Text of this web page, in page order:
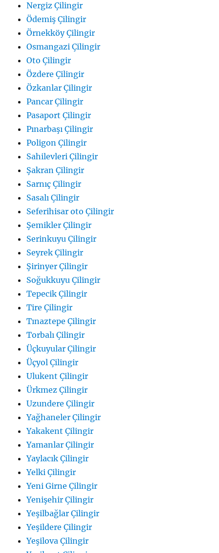
Nergiz Çilingir
Ödemiş Çilingir
Örnekköy Çilingir
Osmangazi Çilingir
Oto Çilingir
Özdere Çilingir
Özkanlar Çilingir
Pancar Çilingir
Pasaport Çilingir
Pınarbaşı Çilingir
Poligon Çilingir
Sahilevleri Çilingir
Şakran Çilingir
Sarnıç Çilingir
Sasalı Çilingir
Seferihisar oto Çilingir
Şemikler Çilingir
Serinkuyu Çilingir
Seyrek Çilingir
Şirinyer Çilingir
Soğukkuyu Çilingir
Tepecik Çilingir
Tire Çilingir
Tınaztepe Çilingir
Torbalı Çilingir
Üçkuyular Çilingir
Üçyol Çilingir
Ulukent Çilingir
Ürkmez Çilingir
Uzundere Çilingir
Yağhaneler Çilingir
Yakakent Çilingir
Yamanlar Çilingir
Yaylacık Çilingir
Yelki Çilingir
Yeni Girne Çilingir
Yenişehir Çilingir
Yeşilbağlar Çilingir
Yeşildere Çilingir
Yeşilova Çilingir